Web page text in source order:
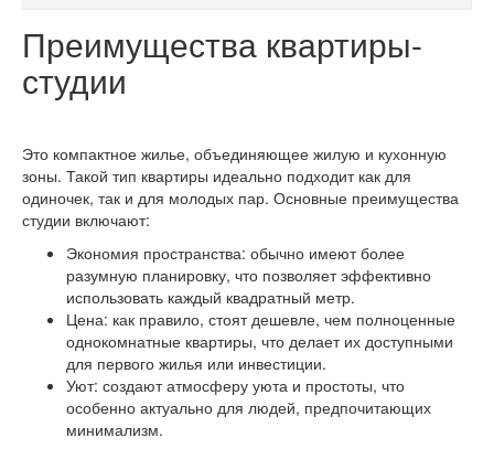
Преимущества квартиры-
студии
Это компактное жилье, объединяющее жилую и кухонную
зоны. Такой тип квартиры идеально подходит как для
одиночек, так и для молодых пар. Основные преимущества
студии включают:
Экономия пространства: обычно имеют более
разумную планировку, что позволяет эффективно
использовать каждый квадратный метр.
Цена: как правило, стоят дешевле, чем полноценные
однокомнатные квартиры, что делает их доступными
для первого жилья или инвестиции.
Уют: создают атмосферу уюта и простоты, что
особенно актуально для людей, предпочитающих
минимализм.